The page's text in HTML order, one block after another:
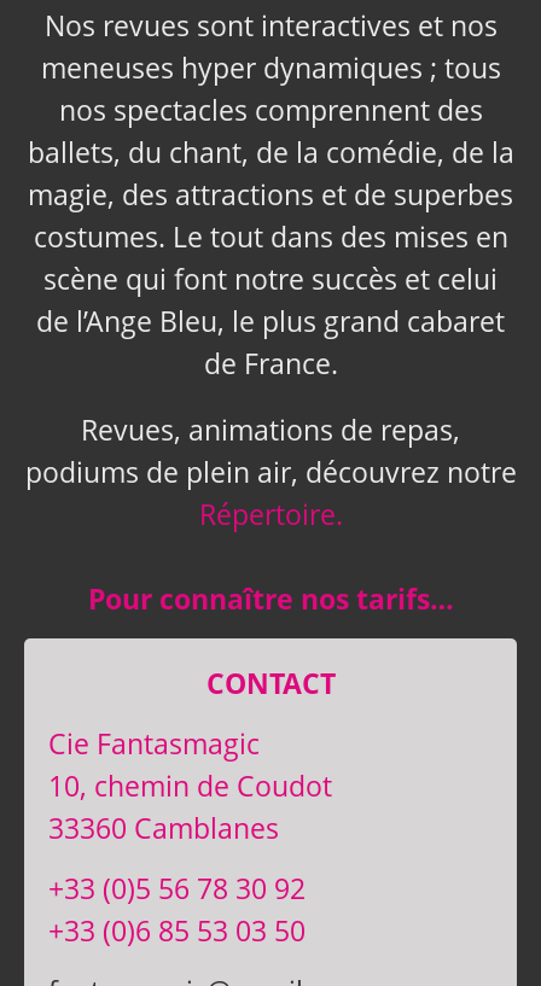
Nos revues sont interactives et nos
meneuses hyper dynamiques ; tous
nos spectacles comprennent des
ballets, du chant, de la comédie, de la
magie, des attractions et de superbes
costumes. Le tout dans des mises en
scène qui font notre succès et celui
de l’Ange Bleu, le plus grand cabaret
de France.
Revues, animations de repas,
podiums de plein air, découvrez notre
Répertoire.
Pour connaître nos tarifs…
CONTACT
Cie Fantasmagic
10, chemin de Coudot
33360 Camblanes
+33 (0)5 56 78 30 92
+33 (0)6 85 53 03 50